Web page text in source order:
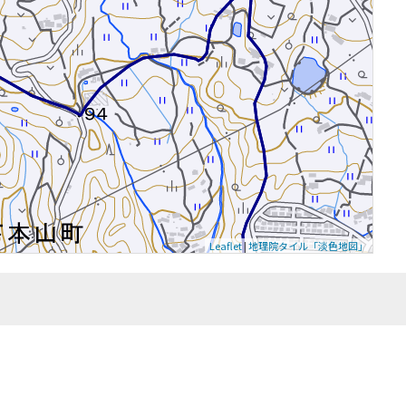
Leaflet|地理院タイル「淡色地図」